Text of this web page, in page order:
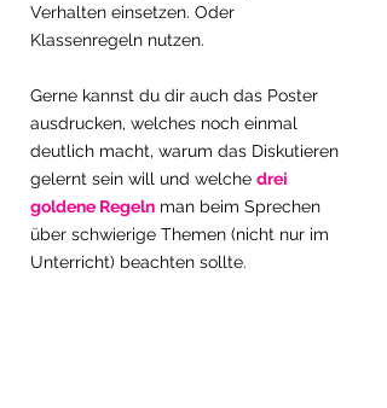
Verhalten einsetzen. Oder
Klassenregeln nutzen.
Gerne kannst du dir auch das Poster
ausdrucken, welches noch einmal
deutlich macht, warum das Diskutieren
gelernt sein will und welche drei
goldene Regeln man beim Sprechen
über schwierige Themen (nicht nur im
Unterricht) beachten sollte.